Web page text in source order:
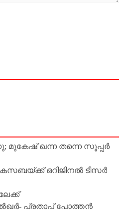
മുകേഷ് ഖന്ന തന്നെ സൂപ്പര്‍
കസബയ്ക്ക് ഒറിജിനല്‍ ടീസര്‍
പ്രതാപ് പോത്തന്‍